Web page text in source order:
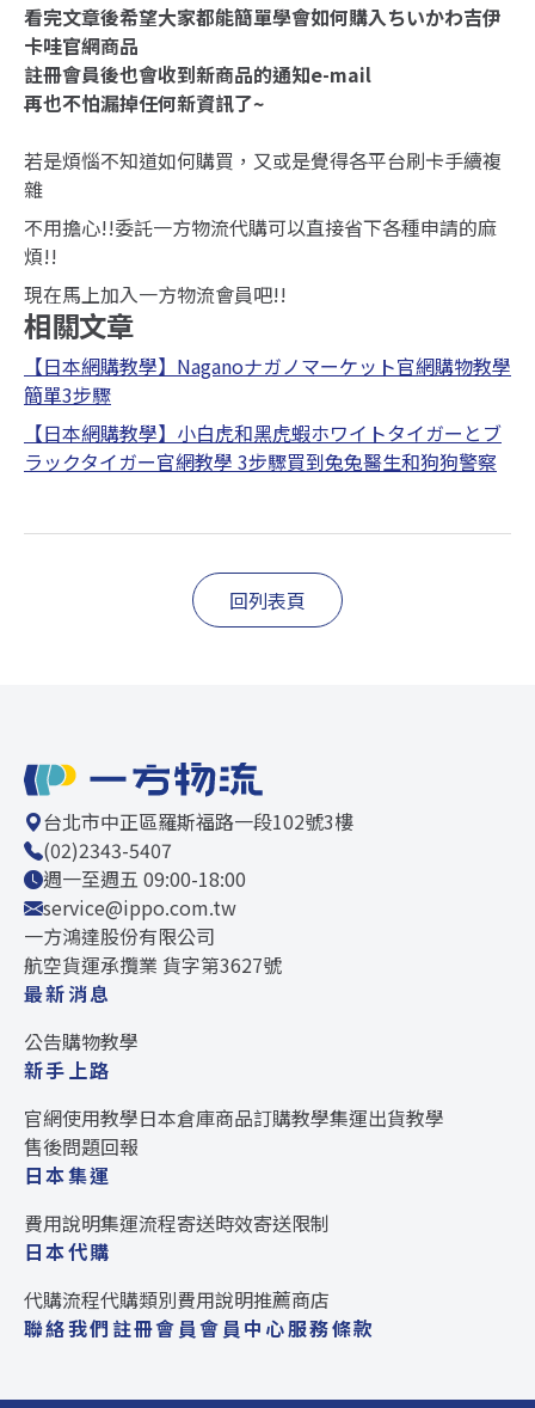
看完文章後希望大家都能簡單學會如何購入ちいかわ吉伊
卡哇官網商品
註冊會員後也會收到新商品的通知e-mail
再也不怕漏掉任何新資訊了~
若是煩惱不知道如何購買，又或是覺得各平台刷卡手續複
雜
不用擔心!!委託一方物流代購可以直接省下各種申請的麻
煩!!
現在馬上加入一方物流會員吧!!
相關文章
【日本網購教學】Naganoナガノマーケット官網購物教學
簡單3步驟
【日本網購教學】小白虎和黑虎蝦ホワイトタイガーとブ
ラックタイガー官網教學 3步驟買到兔兔醫生和狗狗警察
回列表頁
台北市中正區羅斯福路一段102號3樓
(02)2343-5407
週一至週五 09:00-18:00
service@ippo.com.tw
一方鴻達股份有限公司
航空貨運承攬業 貨字第3627號
最新消息
公告購物教學
新手上路
官網使用教學日本倉庫商品訂購教學集運出貨教學
售後問題回報
日本集運
費用說明集運流程寄送時效寄送限制
日本代購
代購流程代購類別費用說明推薦商店
聯絡我們 註冊會員會員中心服務條款